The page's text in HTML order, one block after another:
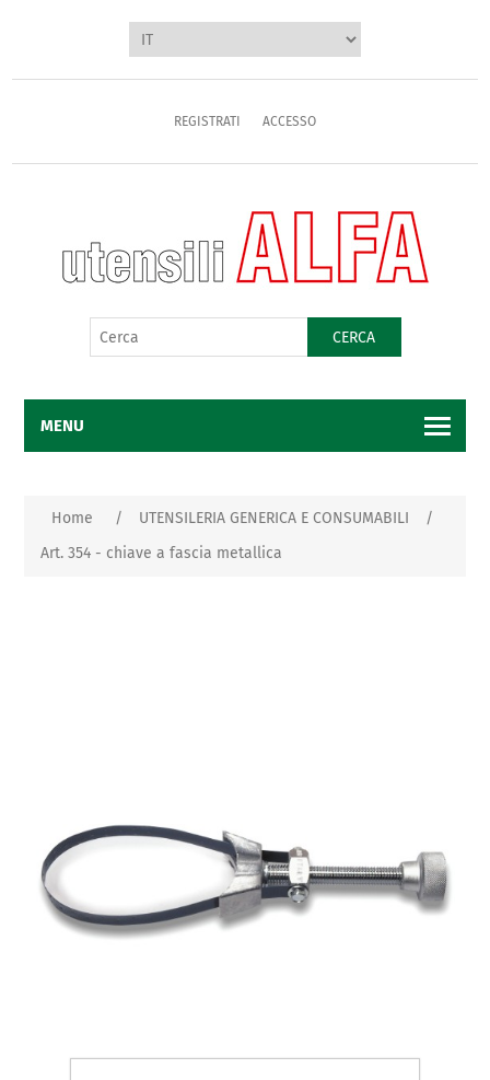
REGISTRATI ACCESSO
CERCA
MENU
Home / UTENSILERIA GENERICA E CONSUMABILI
/
Art. 354 - chiave a fascia metallica